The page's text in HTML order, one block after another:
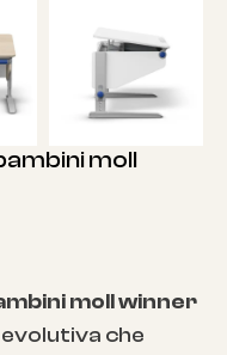
moll
moll winner
che